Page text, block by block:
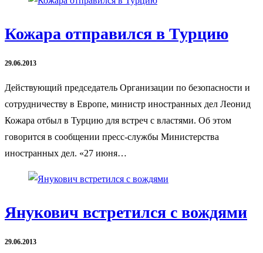
Кожара отправился в Турцию
29.06.2013
Действующий председатель Организации по безопасности и
сотрудничеству в Европе, министр иностранных дел Леонид
Кожара отбыл в Турцию для встреч с властями. Об этом
говорится в сообщении пресс-службы Министерства
иностранных дел. «27 июня…
Янукович встретился с вождями
29.06.2013